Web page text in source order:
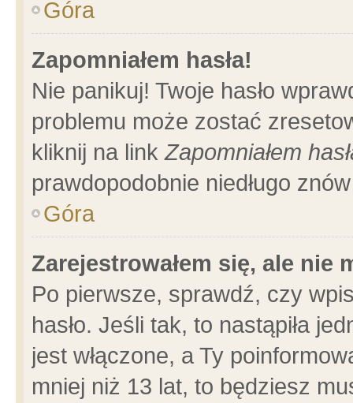
Góra
Zapomniałem hasła!
Nie panikuj! Twoje hasło
problemu może zostać
kliknij na linkZapomniałem
prawdopodobnie niedługo
Góra
Zarejestrowałem się, ale nie
Po pierwsze, sprawdź, czy
hasło. Jeśli tak, to nastąpiła
jest włączone, a Ty
mniej niż 13 lat, to będziesz